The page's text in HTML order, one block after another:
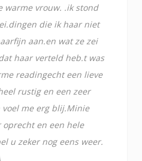
warme vrouw. .ik stond
die ik haar niet
aan.en wat ze zei
haar verteld heb.t was
readingecht een lieve
rustig en een zeer
voel me erg blij.Minie
en een hele
u zeker nog eens weer.